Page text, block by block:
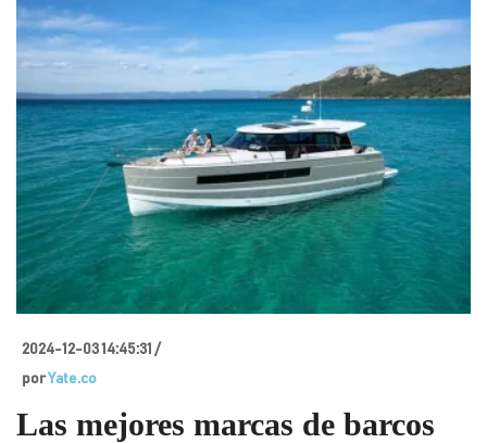
2024-12-03 14:45:31 /
porYate.co
Las mejores marcas de barcos